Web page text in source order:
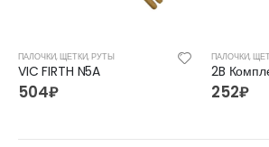
ПАЛОЧКИ, ЩЕТКИ, РУТЫ
VIC FIRTH N5A
504₽
ПАЛОЧКИ,
252₽